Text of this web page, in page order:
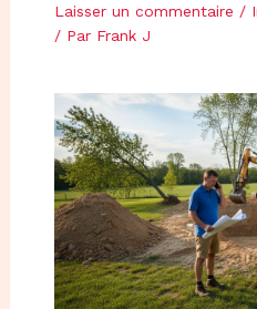
Laisser un commentaire /
/ Par Frank J